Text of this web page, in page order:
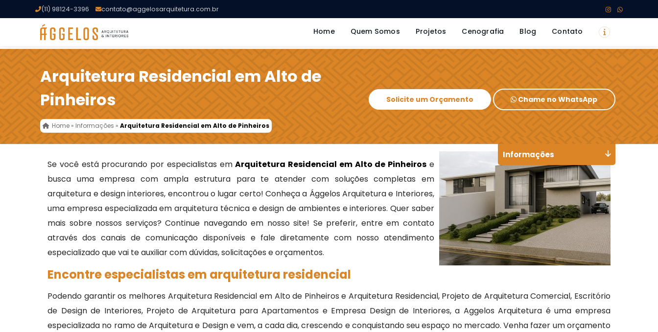
(11) 98124-3396 contato@aggelosarquitetura.com.br
Home Quem Somos Projetos Cenografia Blog Contato
Arquitetura Residencial em Alto de
Pinheiros
Home » Informações »Arquitetura Residencial em Alto de Pinheiros
Solicite um Orçamento Chame no WhatsApp
Se você está procurando por especialistas emArquitetura Residencial em Alto de Pinheiros e
busca uma empresa com ampla estrutura para te atender com soluções completas em
arquitetura e design interiores, encontrou o lugar certo! Conheça a Ággelos Arquitetura e Interiores,
uma empresa especializada em arquitetura técnica e design de ambientes e interiores. Quer saber
mais sobre nossos serviços? Continue navegando em nosso site! Se preferir, entre em contato
através dos canais de comunicação disponíveis e fale diretamente com nosso atendimento
especializado que vai te auxiliar com dúvidas, solicitações e orçamentos.
Encontre especialistas em arquitetura residencial
Podendo garantir os melhores Arquitetura Residencial em Alto de Pinheiros e Arquitetura Residencial, Projeto de Arquitetura Comercial, Escritório
de Design de Interiores, Projeto de Arquitetura para Apartamentos e Empresa Design de Interiores, a Aggelos Arquitetura é uma empresa
especializada no ramo de Arquitetura e Design e vem, a cada dia, crescendo e conquistando seu espaço no mercado. Venha fazer um orçamento
Informações